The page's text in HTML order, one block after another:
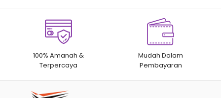
100% Amanah &
Terpercaya
Mudah Dalam
Pembayaran